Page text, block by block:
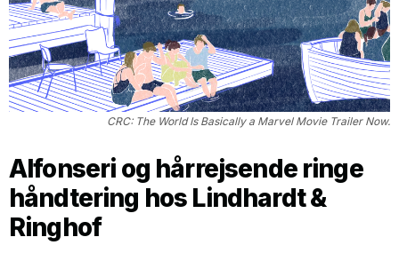
CRC: The World Is Basically a Marvel Movie Trailer Now.
Alfonseri og hårrejsende ringe
håndtering hos Lindhardt &
Ringhof